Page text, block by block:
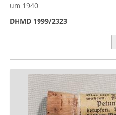
um 1940
DHMD 1999/2323